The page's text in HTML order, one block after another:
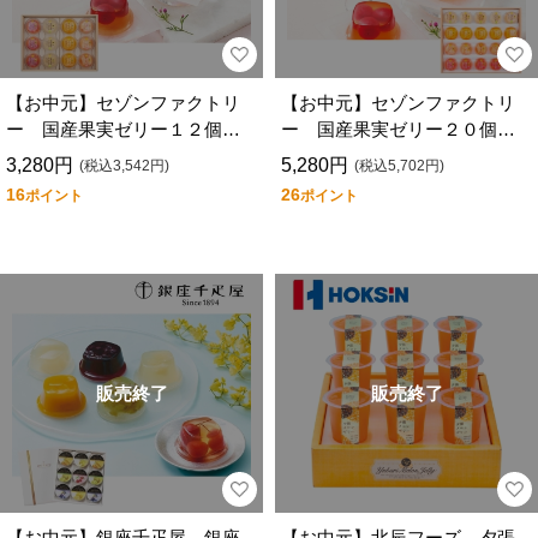
【お中元】セゾンファクトリ
ー 国産果実ゼリー１２個詰
合せ ＲＫＪ－３０
3,280円 (税込3,542円)
16ポイント
【お中元】セゾンファクトリ
ー 国産果実ゼリー２０個詰
合せ ＲＫＪ－５０
5,280円 (税込5,702円)
26ポイント
販売終了 販売終了